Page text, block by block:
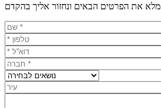
מלא את הפרטים הבאים ונחזור אליך בהקדם